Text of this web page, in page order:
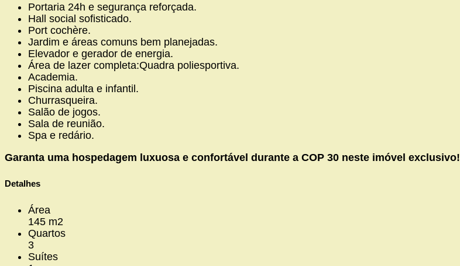
Portaria 24h e segurança reforçada.
Hall social sofisticado.
Port cochère.
Jardim e áreas comuns bem planejadas.
Elevador e gerador de energia.
Área de lazer completa:Quadra poliesportiva.
Academia.
Piscina adulta e infantil.
Churrasqueira.
Salão de jogos.
Sala de reunião.
Spa e redário.
Garanta uma hospedagem luxuosa e confortável durante a COP 30 neste imóvel exclusivo!
Detalhes
Área
145 m2
Quartos
3
Suítes